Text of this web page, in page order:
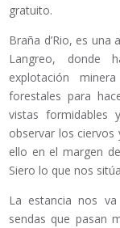
gratuito.
Braña d’Rio, es una
Langreo, donde
explotación
forestales para
vistas formidables
observar los ciervos
ello en el margen
Siero lo que nos
La estancia nos
sendas que pasan